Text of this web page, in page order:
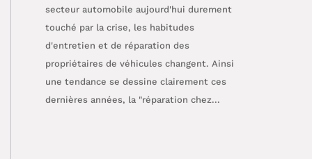
secteur automobile aujourd'hui durement
touché par la crise, les habitudes
d'entretien et de réparation des
propriétaires de véhicules changent. Ainsi
une tendance se dessine clairement ces
dernières années, la "réparation chez...